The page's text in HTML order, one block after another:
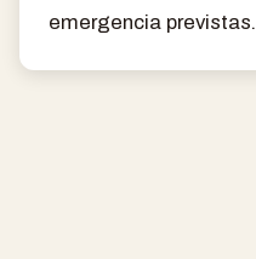
emergencia previstas.